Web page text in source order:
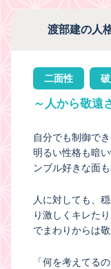
渡部建の人
二面性
～人から敬遠
自分でも制御で
明るい性格も暗
ンブル好きな面も
人に対しても、
り激しくキレた
でまわりからは
「何を考えてる